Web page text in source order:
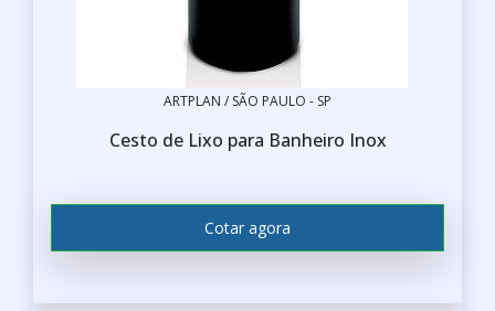
ARTPLAN / SÃO PAULO - SP
Cesto de Lixo para Banheiro Inox
Cotar agora